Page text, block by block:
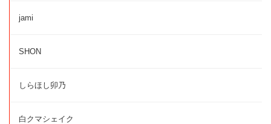
jami
SHON
しらほし卯乃
白クマシェイク